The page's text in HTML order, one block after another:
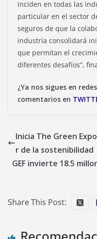
inciden en todas las
particular en el sector
seguros de que la
industria consolidará
que permitan el
diferentes desafíos”,
¿Ya nos sigues en
comentarios en
Inicia The Green
r de la sostenibilidad
GEF invierte 18.5
Share This Post: